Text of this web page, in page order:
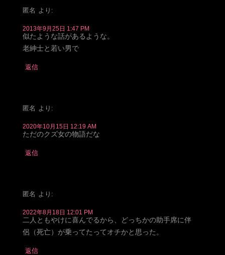
匿名 より:
2013年9月25日 1:47 PM
似たような話があるような。
老紳士と若い男で
返信
匿名 より:
2020年10月15日 12:19 AM
ただのクズ女の物語だな
返信
匿名 より:
2022年8月18日 12:01 PM
二人ともやけに喜んでるから、どっちかの助手席に伴
侶（死亡）が乗ってたってオチかと思った。
返信